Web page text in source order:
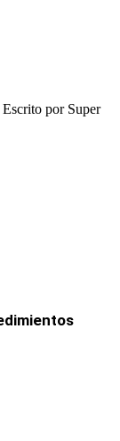
Escrito por Super